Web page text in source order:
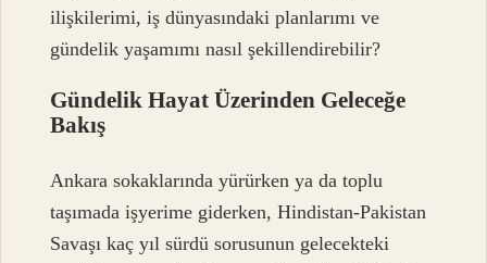
ilişkilerimi, iş dünyasındaki planlarımı ve
gündelik yaşamımı nasıl şekillendirebilir?
Gündelik Hayat Üzerinden Geleceğe
Bakış
Ankara sokaklarında yürürken ya da toplu
taşımada işyerime giderken, Hindistan-Pakistan
Savaşı kaç yıl sürdü sorusunun gelecekteki